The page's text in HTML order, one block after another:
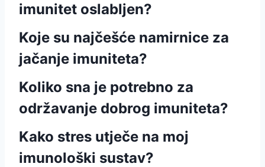
imunitet oslabljen?
Koje su najčešće namirnice za
jačanje imuniteta?
Koliko sna je potrebno za
održavanje dobrog imuniteta?
Kako stres utječe na moj
imunološki sustav?